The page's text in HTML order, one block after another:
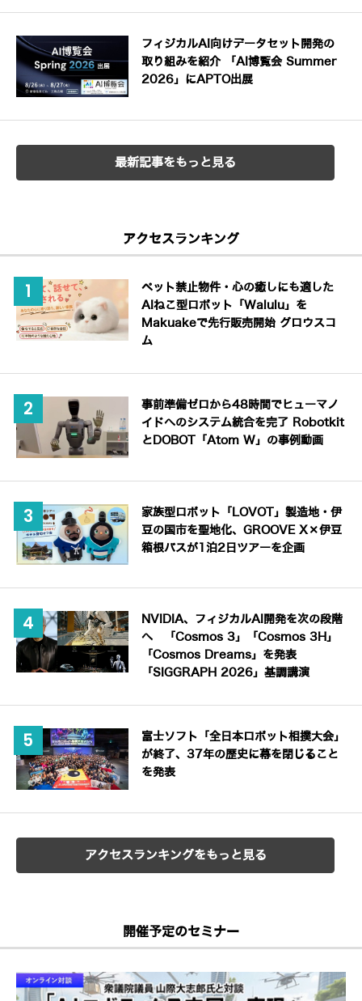
フィジカルAI向けデータセット開発の
取り組みを紹介 「AI博覧会 Summer
2026」にAPTO出展
最新記事をもっと見る
アクセスランキング
ペット禁止物件・心の癒しにも適した
AIねこ型ロボット「Walulu」を
Makuakeで先行販売開始 グロウスコ
ム
事前準備ゼロから48時間でヒューマノ
イドへのシステム統合を完了 Robotkit
とDOBOT「Atom W」の事例動画
家族型ロボット「LOVOT」製造地・伊
豆の国市を聖地化、GROOVE X×伊豆
箱根バスが1泊2日ツアーを企画
NVIDIA、フィジカルAI開発を次の段階
へ 「Cosmos 3」「Cosmos 3H」
「Cosmos Dreams」を発表
「SIGGRAPH 2026」基調講演
富士ソフト「全日本ロボット相撲大会」
が終了、37年の歴史に幕を閉じること
を発表
アクセスランキングをもっと見る
開催予定のセミナー